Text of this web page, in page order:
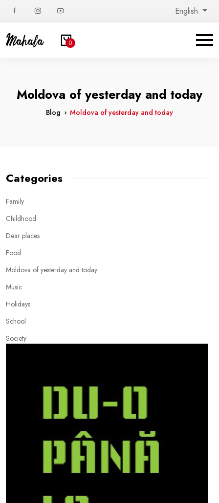
English
0
Moldova of yesterday and today
Blog Moldova of yesterday and today
Categories
Family
Childhood
Dear places
Food
Moldova of yesterday and today
Music
Holidays
School
Society